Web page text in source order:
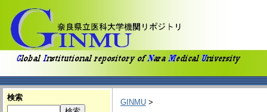
検索
GINMU >